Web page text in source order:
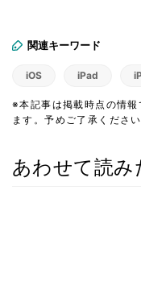
関連キーワード
iOS iPad
※本記事は掲載時点の情報
ます。予めご了承ください
あわせて読み